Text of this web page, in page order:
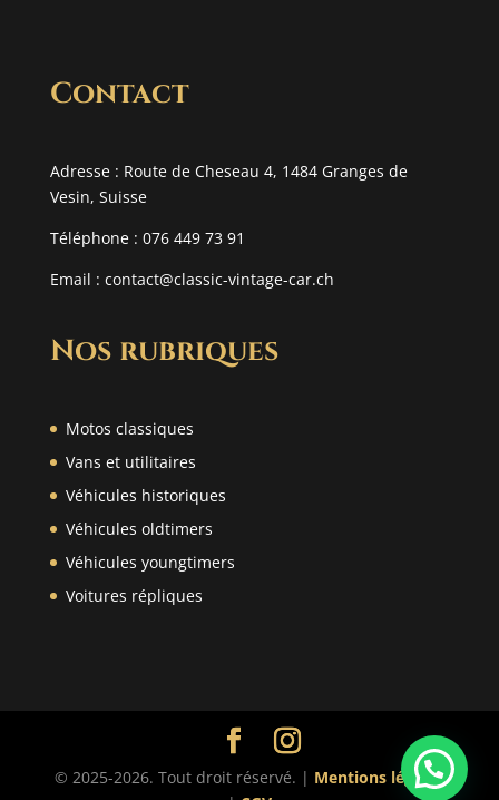
Contact
Adresse : Route de Cheseau 4, 1484 Granges de
Vesin, Suisse
Téléphone : 076 449 73 91
Email : contact@classic-vintage-car.ch
Nos rubriques
Motos classiques
Vans et utilitaires
Véhicules historiques
Véhicules oldtimers
Véhicules youngtimers
Voitures répliques
© 2025-2026. Tout droit réservé. | Mentions légales